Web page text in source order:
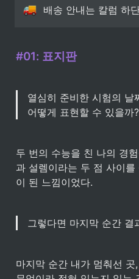
배송 안내는 칼럼 하
#01: 표지판
열심히 준비한 시험의 날
어떻게 표현할 수 있을까?
두 번의 수능을 친 나의 경
과 설렘이라는 두 점 사이
이 된 느낌이었다.
그렇다면 마지막 순간 결
마지막 순간 내가 멈춰선